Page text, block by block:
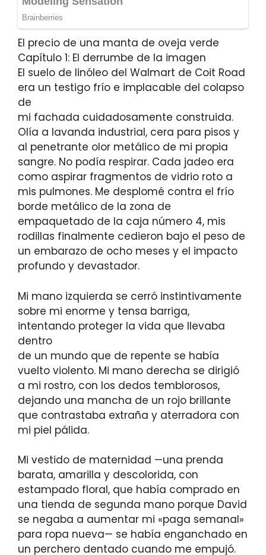
El precio de una manta de oveja verde
Capítulo 1: El derrumbe de la imagen
El suelo de linóleo del Walmart de Coit Road
era un testigo frío e implacable del colapso
de
mi fachada cuidadosamente construida.
Olía a lavanda industrial, cera para pisos y
al penetrante olor metálico de mi propia
sangre. No podía respirar. Cada jadeo era
como aspirar fragmentos de vidrio roto a
mis pulmones. Me desplomé contra el frío
borde metálico de la zona de
empaquetado de la caja número 4, mis
rodillas finalmente cedieron bajo el peso de
un embarazo de ocho meses y el impacto
profundo y devastador.
Mi mano izquierda se cerró instintivamente
sobre mi enorme y tensa barriga,
intentando proteger la vida que llevaba
dentro
de un mundo que de repente se había
vuelto violento. Mi mano derecha se dirigió
a mi rostro, con los dedos temblorosos,
dejando una mancha de un rojo brillante
que contrastaba extraña y aterradora con
mi piel pálida.
Mi vestido de maternidad —una prenda
barata, amarilla y descolorida, con
estampado floral, que había comprado en
una tienda de segunda mano porque David
se negaba a aumentar mi «paga semanal»
para ropa nueva— se había enganchado en
un perchero dentado cuando me empujó.